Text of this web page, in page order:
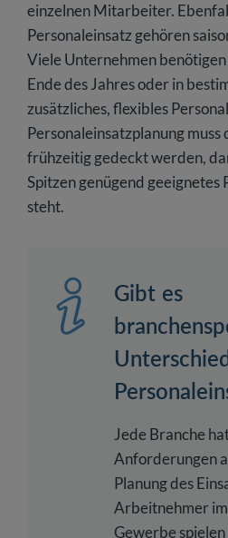
einzelnen Mitarbeiter.
Personaleinsatz gehören
Viele Unternehmen
Ende des Jahres oder in
zusätzliches, flexibles
Personaleinsatzplanung
frühzeitig gedeckt werden,
Spitzen genügend geeignetes
steht.
Gibt es
Jede Branche
Anforderungen
Planung des
Arbeitnehmer
Gewerbe